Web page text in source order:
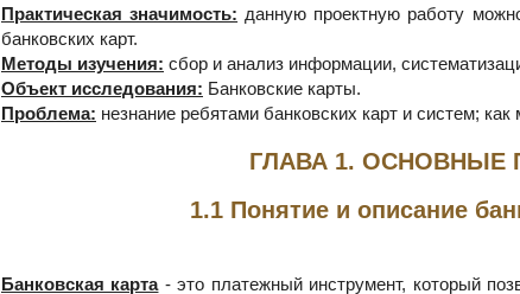
Практическая значимость: данную проектную работу
банковских карт.
Методы изучения: сбор и анализ информации,
Объект исследования: Банковские карты.
Проблема: незнание ребятами банковских карт и систем;
ГЛАВА 1. ОСНОВНЫЕ
1.1 Понятие и описание
Банковская карта- это платежный инструмент, который